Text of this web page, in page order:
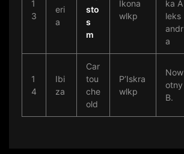
1
3
eri
a
sto
s
m
Ikona
wlkp
ka A
leks
andr
a
1
4
Ibi
za
Car
tou
che
old
P’Iskra
wlkp
Now
otny
B.